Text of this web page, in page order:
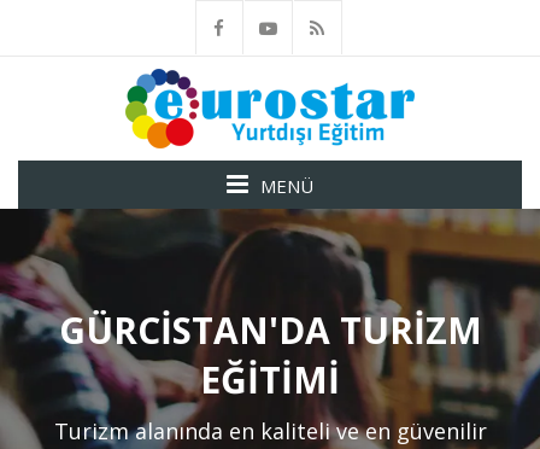
MENÜ
GÜRCISTAN'DA TURIZM
EĞITIMI
Turizm alanında en kaliteli ve en güvenilir